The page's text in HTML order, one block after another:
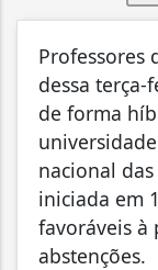
Professores
dessa terça-
de forma
nacional
iniciada em
favoráveis à
abstenções.